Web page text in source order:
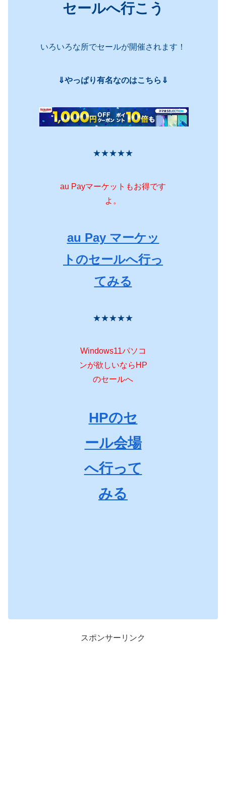
セールへ行こう
いろいろな所でセールが開催されます！
⇓やっぱり有名なのはこちら⇓
★★★★★
au Payマーケットもお得です
よ。
au Pay マーケッ
トのセールへ行っ
てみる
★★★★★
Windows11パソコ
ンが欲しいならHP
のセールへ
HPのセ
ール会場
へ行って
みる
スポンサーリンク